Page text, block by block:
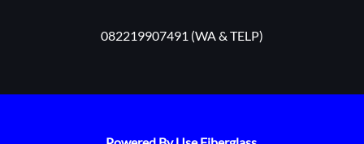
082219907491 (WA & TELP)